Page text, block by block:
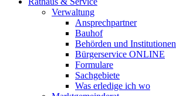
Verwaltung
Ansprechpartner
Bauhof
Behörden und Institutionen
Bürgerservice ONLINE
Formulare
Sachgebiete
Was erledige ich wo